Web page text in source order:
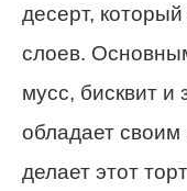
десерт, который
слоев.
мусс, бисквит и
обладает своим
делает этот